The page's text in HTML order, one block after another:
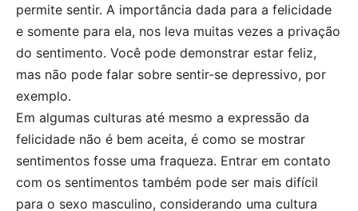
permite sentir. A importância dada para a felicidade
e somente para ela, nos leva muitas vezes a privação
do sentimento. Você pode demonstrar estar feliz,
mas não pode falar sobre sentir-se depressivo, por
exemplo.
Em algumas culturas até mesmo a expressão da
felicidade não é bem aceita, é como se mostrar
sentimentos fosse uma fraqueza. Entrar em contato
com os sentimentos também pode ser mais difícil
para o sexo masculino, considerando uma cultura